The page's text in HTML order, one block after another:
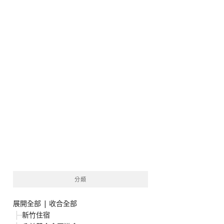
分類
展開全部 | 收合全部
新竹住宿